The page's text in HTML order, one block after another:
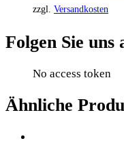
zzgl. Versandkosten
Folgen Sie
No access token
Ähnliche